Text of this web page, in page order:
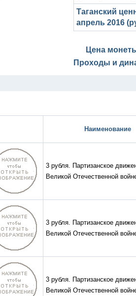
Таганский
апрель 2016
Цена
Проходы и
Наименование
3 рубля. Партизанское
Великой Отечественной
3 рубля. Партизанское
Великой Отечественной
3 рубля. Партизанское
Великой Отечественной